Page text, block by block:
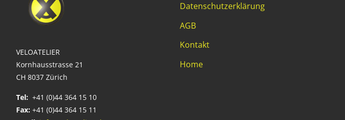
VELOATELIER
Kornhausstrasse 21
CH 8037 Zürich
Tel: +41 (0)44 364 15 10
Fax: +41 (0)44 364 15 11
Datenschutzerklärung
AGB
Kontakt
Home